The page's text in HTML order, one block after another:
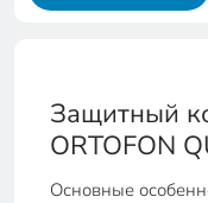
Защитный
ORTOFON
Основные